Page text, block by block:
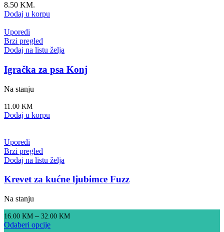
8.50 KM.
Dodaj u korpu
Uporedi
Brzi pregled
Dodaj na listu želja
Igračka za psa Konj
Na stanju
11.00 KM
Dodaj u korpu
Uporedi
Brzi pregled
Dodaj na listu želja
Krevet za kućne ljubimce Fuzz
Na stanju
16.00 KM – 32.00 KM
Odaberi opcije